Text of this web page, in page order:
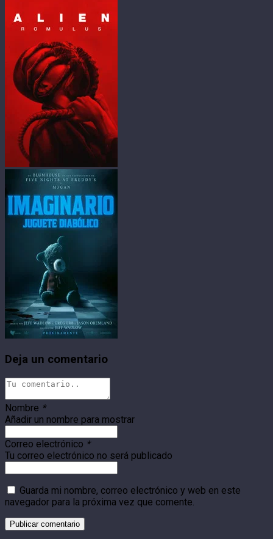
Deja un comentario
Nombre *
Añadir un nombre para mostrar
Correo electrónico *
Tu correo electrónico no será publicado
Guarda mi nombre, correo electrónico y web en este
navegador para la próxima vez que comente.